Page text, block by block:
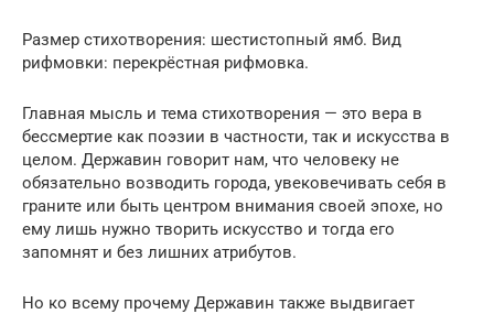
Размер стихотворения: шестистопный ямб. Вид
рифмовки: перекрёстная рифмовка.
Главная мысль и тема стихотворения — это вера в
бессмертие как поэзии в частности, так и искусства в
целом. Державин говорит нам, что человеку не
обязательно возводить города, увековечивать себя в
граните или быть центром внимания своей эпохе, но
ему лишь нужно творить искусство и тогда его
запомнят и без лишних атрибутов.
Но ко всему прочему Державин также выдвигает